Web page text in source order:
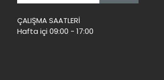
ÇALIŞMA SAATLERİ
Hafta içi 09:00 - 17:00